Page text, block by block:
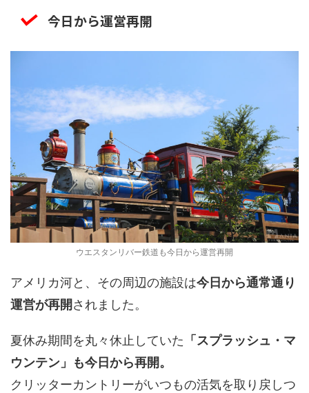
今日から運営再開
ウエスタンリバー鉄道も今日から運営再開
アメリカ河と、その周辺の施設は今日から通常通り
運営が再開されました。
夏休み期間を丸々休止していた 「スプラッシュ・マ
ウンテン」も今日から再開。
クリッターカントリーがいつもの活気を取り戻しつ